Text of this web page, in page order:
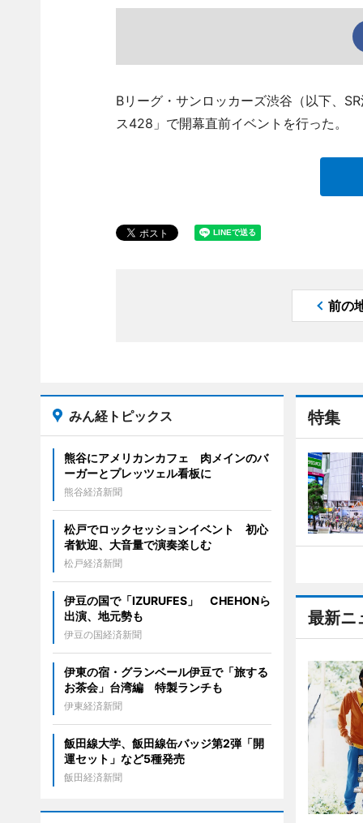
Bリーグ・サンロッカーズ渋谷（以下、
ス428」で開幕直前イベントを行った。
前の
特集
最新ニ
みん経トピックス
熊谷にアメリカンカフェ 肉メインのバ
ーガーとプレッツェル看板に
熊谷経済新聞
松戸でロックセッションイベント 初心
者歓迎、大音量で演奏楽しむ
松戸経済新聞
伊豆の国で「IZURUFES」 CHEHONら
出演、地元勢も
伊豆の国経済新聞
伊東の宿・グランベール伊豆で「旅する
お茶会」台湾編 特製ランチも
伊東経済新聞
飯田線大学、飯田線缶バッジ第2弾「開
運セット」など5種発売
飯田経済新聞